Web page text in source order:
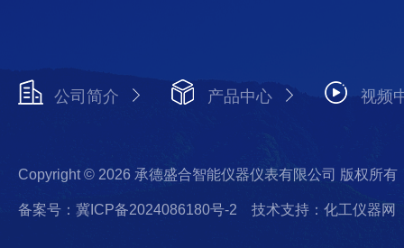
公司简介 产品中心 视频
Copyright © 2026 承德盛合智能仪器仪表有限公司 版权所有
备案号：冀ICP备2024086180号-2 技术支持：化工仪器网